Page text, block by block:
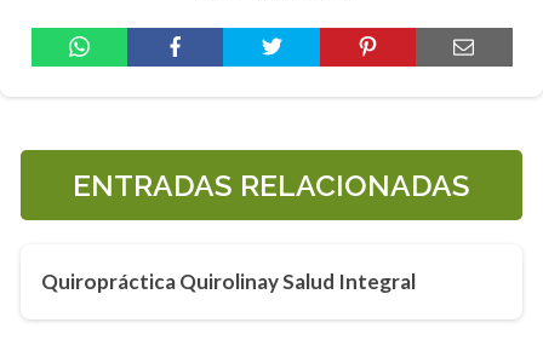
ENTRADAS RELACIONADAS
Quiropráctica Quirolinay Salud Integral